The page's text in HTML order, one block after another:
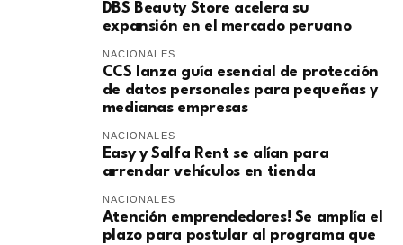
DBS Beauty Store acelera su
expansión en el mercado peruano
NACIONALES
CCS lanza guía esencial de protección
de datos personales para pequeñas y
medianas empresas
NACIONALES
Easy y Salfa Rent se alían para
arrendar vehículos en tienda
NACIONALES
Atención emprendedores! Se amplía el
plazo para postular al programa que